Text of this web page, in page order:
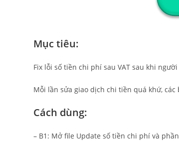
Mục tiêu:
Fix lỗi số tiền chi phí sau VAT sau khi
Mỗi lần sửa giao dịch chi tiền quá khứ,
Cách dùng:
– B1: Mở file Update số tiền chi phí và